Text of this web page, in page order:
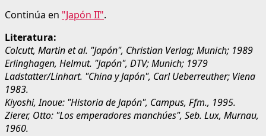
Continúa en "Japón II".
Literatura:
Colcutt, Martin et al. "Japón", Christian Verlag; Munich; 1989
Erlinghagen, Helmut. "Japón", DTV; Munich; 1979
Ladstatter/Linhart. "China y Japón", Carl Ueberreuther; Viena
1983.
Kiyoshi, Inoue: "Historia de Japón", Campus, Ffm., 1995.
Zierer, Otto: "Los emperadores manchúes", Seb. Lux, Murnau,
1960.